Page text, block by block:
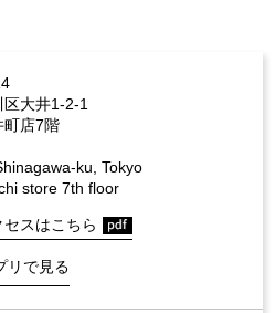
大井1-2-1
町店7階
ku, Tokyo
store 7th floor
スはこちら
リで見る